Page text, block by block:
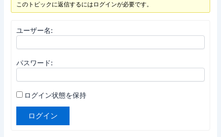
このトピックに返信するにはログインが必要です。
ユーザー名:
パスワード:
ログイン状態を保持
ログイン